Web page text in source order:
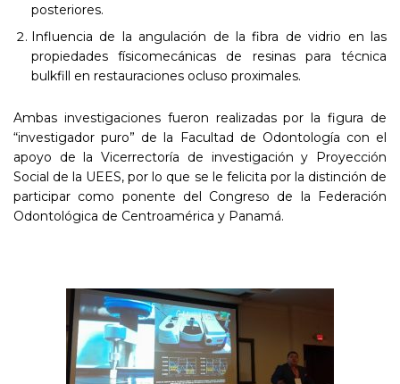
posteriores.
Influencia de la angulación de la fibra de vidrio en las
propiedades físicomecánicas de resinas para técnica
bulkfill en restauraciones ocluso proximales.
Ambas investigaciones fueron realizadas por la figura de
“investigador puro” de la Facultad de Odontología con el
apoyo de la Vicerrectoría de investigación y Proyección
Social de la UEES, por lo que se le felicita por la distinción de
participar como ponente del Congreso de la Federación
Odontológica de Centroamérica y Panamá.